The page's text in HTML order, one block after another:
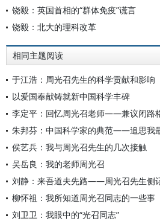
饶毅：英国首相的“群体免疫”谎言
饶毅：北大的理科改革
相同主题阅读
于江浩：周光召先生的科学贡献和影响
以爱国奉献铸就新中国科学丰碑
李定平：回忆周光召老师——兼议闭路
朱邦芬：中国科学家的典范——追思我
侯艺兵：我与周光召先生的几次接触
吴岳良：我的老师周光召
刘静：来吾道夫先路——周光召先生侧
柳怀祖：我所知道周光召同志的一些事
刘卫卫：我眼中的“光召同志”